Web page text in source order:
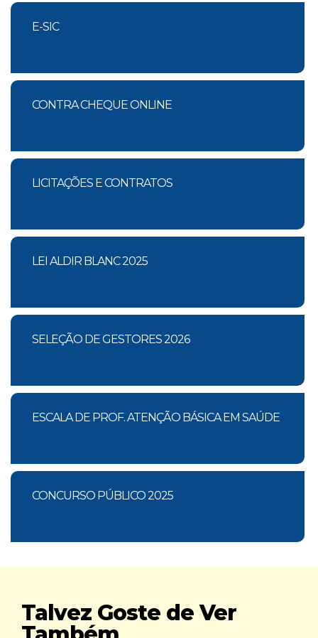
E-SIC
CONTRA CHEQUE ONLINE
LICITAÇÕES E CONTRATOS
LEI ALDIR BLANC 2025
SELEÇÃO DE GESTORES 2026
ESCALA DE PROF. ATENÇÃO BÁSICA EM SAÚDE
CONCURSO PÚBLICO 2025
Talvez Goste de Ver